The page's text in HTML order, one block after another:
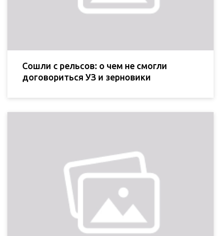
Сошли с рельсов: о чем не смогли
договориться УЗ и зерновики